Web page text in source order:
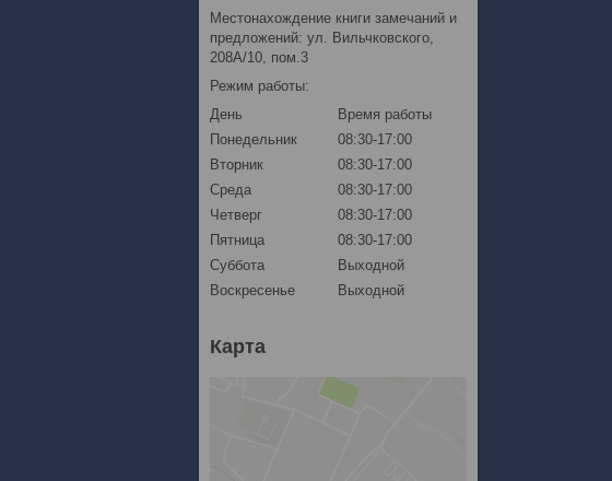
Местонахождение книги замечаний и
предложений: ул. Вильчковского,
208А/10, пом.3
Режим работы:
День
Время работы
Понедельник
08:30-17:00
Вторник
08:30-17:00
Среда
08:30-17:00
Четверг
08:30-17:00
Пятница
08:30-17:00
Суббота
Выходной
Воскресенье
Выходной
Карта